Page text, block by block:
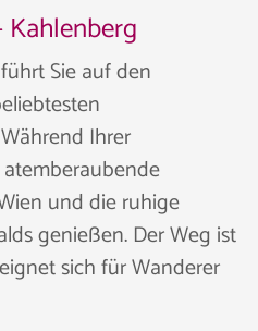
Kahlenberg
führt Sie auf den
Ihrer
und die ruhige
genießen. Der Weg ist
sich für Wanderer